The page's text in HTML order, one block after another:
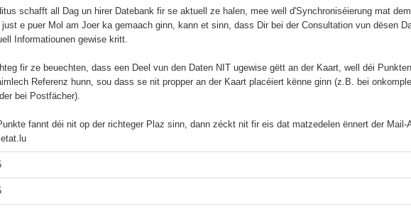
schafft all Dag un hirer Datebank fir se aktuell ze halen, mee well d'Synchroniséierung mat
e puer Mol am Joer ka gemaach ginn, kann et sinn, dass Dir bei der Consultation vun dësen
Informatiounen gewise kritt.
fir ze beuechten, dass een Deel vun den Daten NIT ugewise gëtt an der Kaart, well déi
Referenz hunn, sou dass se nit propper an der Kaart placéiert kënne ginn (z.B. bei
bei Postfächer).
fannt déi nit op der richteger Plaz sinn, dann zéckt nit fir eis dat matzedelen ënnert der Mail-